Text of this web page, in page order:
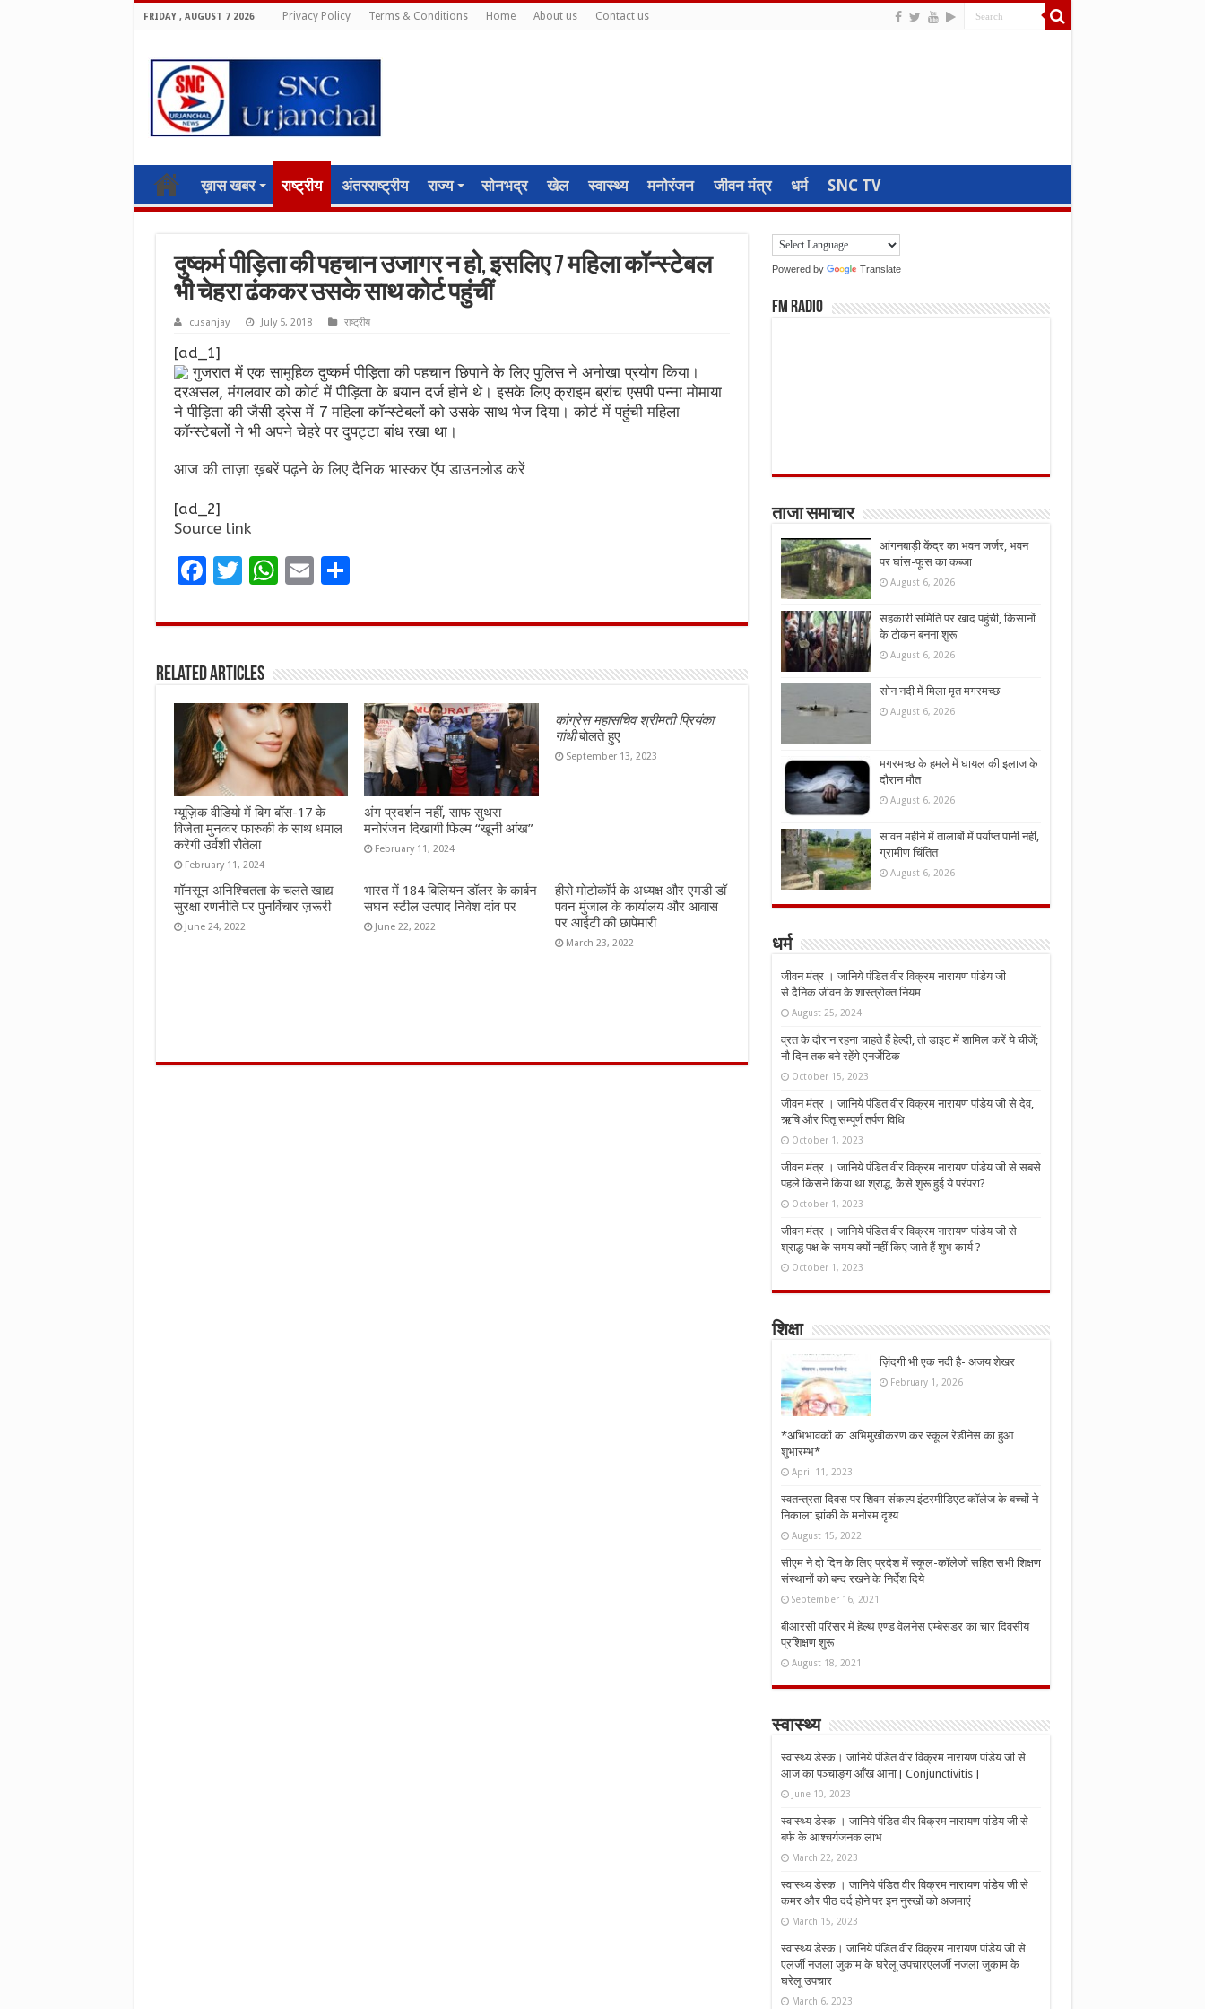
FRIDAY , AUGUST 7 2026 Privacy Policy Terms & Conditions Home About us Contact us
ख़ास खबर राष्ट्रीय अंतरराष्ट्रीय राज्य सोनभद्र खेल स्वास्थ्य मनोरंजन जीवन मंत्र धर्म SNC TV
दुष्कर्म पीड़िता की पहचान उजागर न हो, इसलिए 7 महिला कॉन्स्टेबल
भी चेहरा ढंककर उसके साथ कोर्ट पहुंचीं
cusanjay July 5, 2018 राष्ट्रीय
[ad_1]
गुजरात में एक सामूहिक दुष्कर्म पीड़िता की पहचान छिपाने के लिए पुलिस ने अनोखा प्रयोग किया।
दरअसल, मंगलवार को कोर्ट में पीड़िता के बयान दर्ज होने थे। इसके लिए क्राइम ब्रांच एसपी पन्ना मोमाया
ने पीड़िता की जैसी ड्रेस में 7 महिला कॉन्स्टेबलों को उसके साथ भेज दिया। कोर्ट में पहुंची महिला
कॉन्स्टेबलों ने भी अपने चेहरे पर दुपट्टा बांध रखा था।
आज की ताज़ा ख़बरें पढ़ने के लिए दैनिक भास्कर ऍप डाउनलोड करें
[ad_2]
Source link
F
ce
o
o
k
T
it
r
W
at
A
p
p
E
ai
S
ar
Related Articles
म्यूज़िक वीडियो में बिग बॉस-17 के
विजेता मुनव्वर फारुकी के साथ धमाल
करेगी उर्वशी रौतेला
February 11, 2024
अंग प्रदर्शन नहीं, साफ सुथरा
मनोरंजन दिखागी फिल्म “खूनी आंख”
February 11, 2024
कांग्रेस महासचिव श्रीमती प्रियंका
गांधीबोलते हुए
September 13, 2023
मॉनसून अनिश्चितता के चलते खाद्य
सुरक्षा रणनीति पर पुनर्विचार ज़रूरी
June 24, 2022
भारत में 184 बिलियन डॉलर के कार्बन
सघन स्टील उत्पाद निवेश दांव पर
June 22, 2022
हीरो मोटोकॉर्प के अध्यक्ष और एमडी डॉ
पवन मुंजाल के कार्यालय और आवास
पर आईटी की छापेमारी
March 23, 2022
Powered by Translate
FM Radio
ताजा समाचार
आंगनबाड़ी केंद्र का भवन जर्जर, भवन
पर घांस-फूस का कब्जा
August 6, 2026
सहकारी समिति पर खाद पहुंची, किसानों
के टोकन बनना शुरू
August 6, 2026
सोन नदी में मिला मृत मगरमच्छ
August 6, 2026
मगरमच्छ के हमले में घायल की इलाज के
दौरान मौत
August 6, 2026
सावन महीने में तालाबों में पर्याप्त पानी नहीं,
ग्रामीण चिंतित
August 6, 2026
धर्म
जीवन मंत्र । जानिये पंडित वीर विक्रम नारायण पांडेय जी
से दैनिक जीवन के शास्त्रोक्त नियम
August 25, 2024
व्रत के दौरान रहना चाहते हैं हेल्दी, तो डाइट में शामिल करें ये चीजें;
नौ दिन तक बने रहेंगे एनर्जेटिक
October 15, 2023
जीवन मंत्र । जानिये पंडित वीर विक्रम नारायण पांडेय जी से देव,
ऋषि और पितृ सम्पूर्ण तर्पण विधि
October 1, 2023
जीवन मंत्र । जानिये पंडित वीर विक्रम नारायण पांडेय जी से सबसे
पहले किसने किया था श्राद्ध, कैसे शुरू हुई ये परंपरा?
October 1, 2023
जीवन मंत्र । जानिये पंडित वीर विक्रम नारायण पांडेय जी से
श्राद्ध पक्ष के समय क्यों नहीं किए जाते हैं शुभ कार्य ?
October 1, 2023
शिक्षा
ज़िंदगी भी एक नदी है- अजय शेखर
February 1, 2026
*अभिभावकों का अभिमुखीकरण कर स्कूल रेडीनेस का हुआ
शुभारम्भ*
April 11, 2023
स्वतन्त्रता दिवस पर शिवम संकल्प इंटरमीडिएट कॉलेज के बच्चों ने
निकाला झांकी के मनोरम दृश्य
August 15, 2022
सीएम ने दो दिन के लिए प्रदेश में स्कूल-कॉलेजों सहित सभी शिक्षण
संस्थानों को बन्द रखने के निर्देश दिये
September 16, 2021
बीआरसी परिसर में हेल्थ एण्ड वेलनेस एम्बेसडर का चार दिवसीय
प्रशिक्षण शुरू
August 18, 2021
स्वास्थ्य
स्वास्थ्य डेस्क। जानिये पंडित वीर विक्रम नारायण पांडेय जी से
आज का पञ्चाङ्ग आँख आना [ Conjunctivitis ]
June 10, 2023
स्वास्थ्य डेस्क । जानिये पंडित वीर विक्रम नारायण पांडेय जी से
बर्फ के आश्चर्यजनक लाभ
March 22, 2023
स्वास्थ्य डेस्क । जानिये पंडित वीर विक्रम नारायण पांडेय जी से
कमर और पीठ दर्द होने पर इन नुस्‍खों को अजमाएं
March 15, 2023
स्वास्थ्य डेस्क। जानिये पंडित वीर विक्रम नारायण पांडेय जी से
एलर्जी नजला जुकाम के घरेलू उपचारएलर्जी नजला जुकाम के
घरेलू उपचार
March 6, 2023